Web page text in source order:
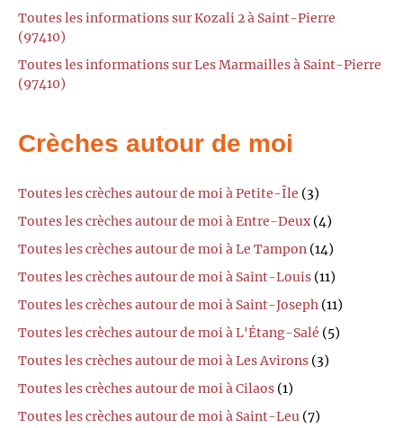
Toutes les informations sur Kozali 2 à Saint-Pierre
(97410)
Toutes les informations sur Les Marmailles à Saint-Pierre
(97410)
Crèches autour de moi
Toutes les crèches autour de moi à Petite-Île (3)
Toutes les crèches autour de moi à Entre-Deux(4)
Toutes les crèches autour de moi à Le Tampon (14)
Toutes les crèches autour de moi à Saint-Louis (11)
Toutes les crèches autour de moi à Saint-Joseph (11)
Toutes les crèches autour de moi à L'Étang-Salé (5)
Toutes les crèches autour de moi à Les Avirons (3)
Toutes les crèches autour de moi à Cilaos (1)
Toutes les crèches autour de moi à Saint-Leu (7)